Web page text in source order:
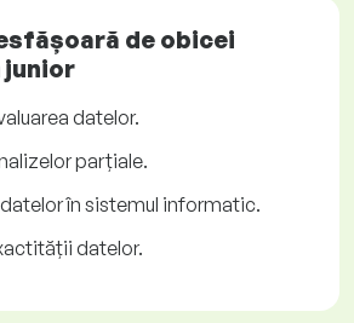
de obicei
datelor.
parțiale.
în sistemul informatic.
datelor.